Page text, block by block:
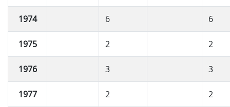
1974 6 6
1975 2 2
1976 3 3
1977 2 2